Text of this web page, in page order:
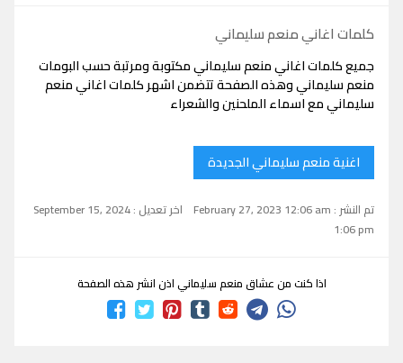
كلمات اغاني منعم سليماني
جميع كلمات اغاني منعم سليماني مكتوبة ومرتبة حسب البومات
منعم سليماني وهذه الصفحة تتضمن اشهر كلمات اغاني منعم
سليماني مع اسماء الملحنين والشعراء
اغنية منعم سليماني الجديدة
تم النشر : February 27, 2023 12:06 am
اخر تعديل : September 15, 2024
1:06 pm
اذا كنت من عشاق منعم سليماني اذن انشر هذه الصفحة